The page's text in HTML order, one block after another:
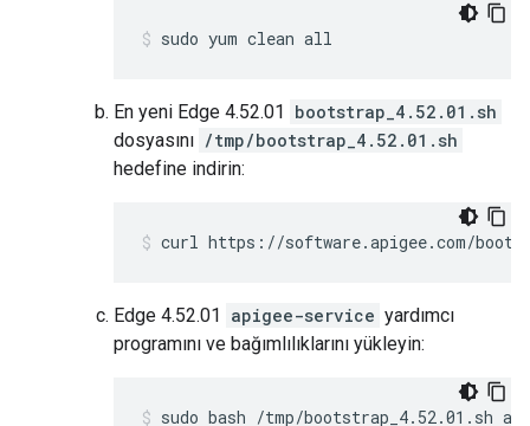
sudo yum clean all
En yeni Edge 4.52.01 bootstrap_4.52.01.sh
dosyasını /tmp/bootstrap_4.52.01.sh
hedefine indirin:
curl https://software.apigee.com/
Edge 4.52.01 apigee-service yardımcı
programını ve bağımlılıklarını yükleyin:
sudo bash /tmp/bootstrap_4.52.01.sh